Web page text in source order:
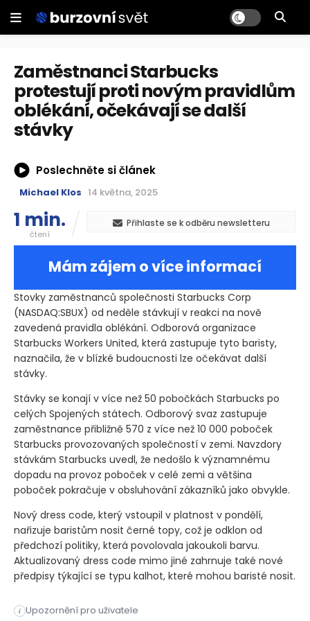
Zaměstnanci Starbucks
protestují proti novým pravidlům
oblékání, očekávají se další
stávky
Poslechněte si článek
Michael Klos 14 května, 2025
1 min.
čtení
Přihlaste se k odběru newsletteru
Mám zájem o více informací
Stovky zaměstnanců společnosti Starbucks Corp
(NASDAQ:SBUX) od neděle stávkují v reakci na nově
zavedená pravidla oblékání. Odborová organizace
Starbucks Workers United, která zastupuje tyto baristy,
naznačila, že v blízké budoucnosti lze očekávat další
stávky.
Stávky se konají v více než 50 pobočkách Starbucks po
celých Spojených státech. Odborový svaz zastupuje
zaměstnance přibližně 570 z více než 10 000 poboček
Starbucks provozovaných společností v zemi. Navzdory
stávkám Starbucks uvedl, že nedošlo k významnému
dopadu na provoz poboček v celé zemi a většina
poboček pokračuje v obsluhování zákazníků jako obvykle.
Nový dress code, který vstoupil v platnost v pondělí,
nařizuje baristům nosit černé topy, což je odklon od
předchozí politiky, která povolovala jakoukoli barvu.
Aktualizovaný dress code mimo jiné zahrnuje také nové
předpisy týkající se typu kalhot, které mohou baristé nosit.
i Upozornění pro uživatele